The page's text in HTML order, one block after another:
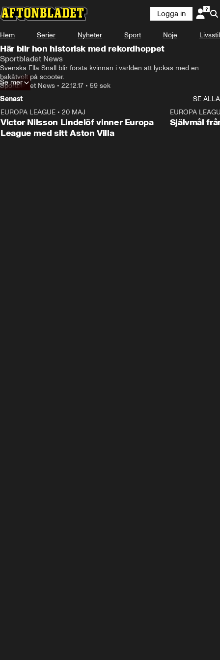
Logga in
Hem Serier Nyheter Sport Nöje Livsstil
Här blir hon historisk med rekordhoppet
Sportbladet News
Svenska Ella Snäll blir första kvinnan i världen att lyckas med en
bakåtvolt på scooter.
Sportbladet News • 22.12.17 • 59 sek
Se mer
Senast
SE ALLA
EUROPA LEAGUE • 20 MAJ
Victor Nilsson Lindelöf vinner Europa
League med sitt Aston Villa
EUROPA
Självmål